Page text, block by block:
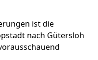
ist die
nach Gütersloh